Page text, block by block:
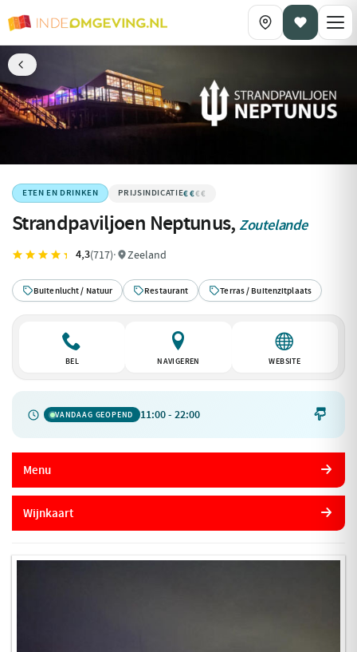
ETEN EN DRINKEN €€
€€€€
Strandpaviljoen Neptunus, Zoutelande
4,3(717)· Zeeland
Buitenlucht / Natuur Restaurant Terras / Buitenzitplaats
BEL NAVIGEREN WEBSITE
VANDAAG GEOPEND 11:00 - 22:00 
Menu
Wijnkaart